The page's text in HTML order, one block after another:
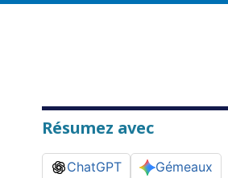
Résumez avec
ChatGPT
Gémeaux